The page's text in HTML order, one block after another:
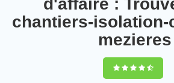
d'affaire :
chantiers-
mezieres